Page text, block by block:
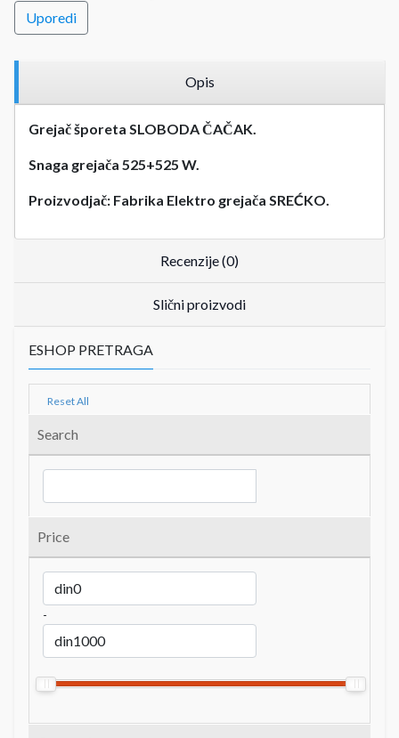
Uporedi
Opis
Grejač šporeta SLOBODA ČAČAK.
Snaga grejača 525+525 W.
Proizvodjač: Fabrika Elektro grejača SREĆKO.
Recenzije (0)
Slični proizvodi
ESHOP PRETRAGA
Reset All
Search
Price
-